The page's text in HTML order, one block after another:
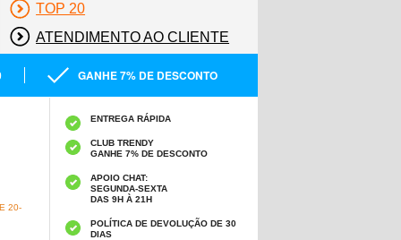
TOP 20
ATENDIMENTO AO CLIENTE
GANHE 7% DE DESCONTO
20-
ENTREGA RÁPIDA
CLUB TRENDY
GANHE 7% DE DESCONTO
APOIO CHAT:
SEGUNDA-SEXTA
DAS 9H À 21H
POLÍTICA DE DEVOLUÇÃO DE 30
DIAS